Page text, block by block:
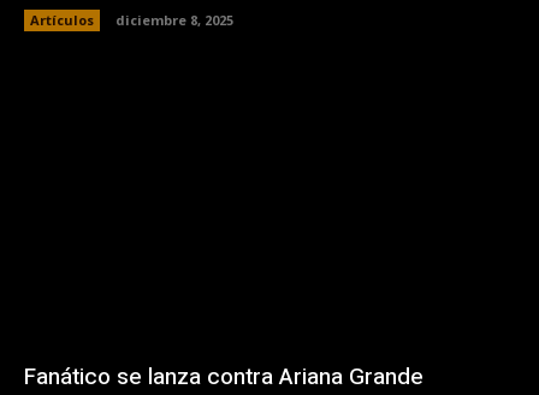
Artículos diciembre 8, 2025
Fanático se lanza contra Ariana Grande